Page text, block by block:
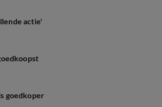
actie'
goedkoper